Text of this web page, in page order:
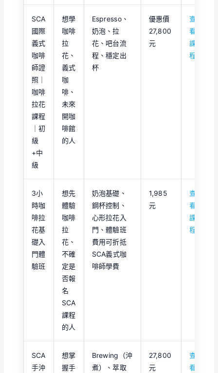
SCA
國際
義式
咖啡
師證
照｜
咖啡
拉花
課程
｜初
級
+中
級
想學
咖啡
拉
花、
義式
咖
啡、
未來
開咖
啡館
的人
Espresso、
奶泡、拉
花、吧台流
程、穩定出
杯
優惠價
27,800
元
查
看
課
程
3小
時咖
啡拉
花基
礎入
門體
驗班
想先
體驗
咖啡
拉
花、
不確
定是
否報
名
SCA
課程
的人
奶泡基礎、
鋼杯控制、
心形拉花入
門、體驗班
費用可折抵
SCA義式咖
啡師學費
1,985
元
查
看
課
程
SCA
手沖
想掌
握手
Brewing（沖
煮）、萃取
27,800
元
查
看